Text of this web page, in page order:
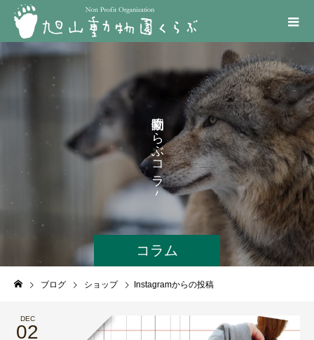
コラム
く
ら
ぶ
コ
ラ
ム
ブログ ショップ Instagramからの投稿
DEC
02